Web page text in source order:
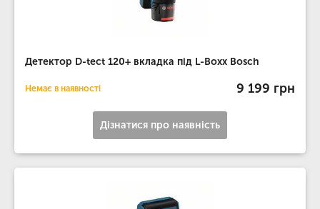
Детектор D-tect 120+ вкладка під L-Boxx Bosch
Немає в наявності 9 199 грн
Дізнатися про наявність